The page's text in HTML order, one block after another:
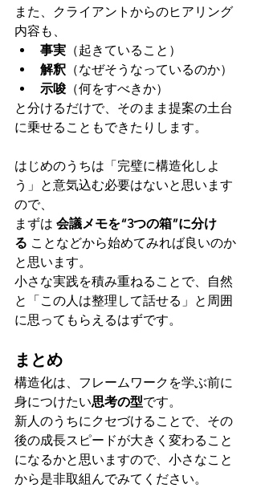
また、クライアントからのヒアリング
内容も、
事実 （起きていること）
解釈 （なぜそうなっているのか）
示唆 （何をすべきか）
と分けるだけで、そのまま提案の土台
に乗せることもできたりします。
はじめのうちは「完璧に構造化しよ
う」と意気込む必要はないと思います
ので、
まずは 会議メモを“3つの箱”に分け
る ことなどから始めてみれば良いのか
と思います。
小さな実践を積み重ねることで、自然
と「この人は整理して話せる」と周囲
に思ってもらえるはずです。
まとめ
構造化は、フレームワークを学ぶ前に
身につけたい思考の型です。
新人のうちにクセづけることで、その
後の成長スピードが大きく変わること
になるかと思いますので、小さなこと
から是非取組んでみてください。